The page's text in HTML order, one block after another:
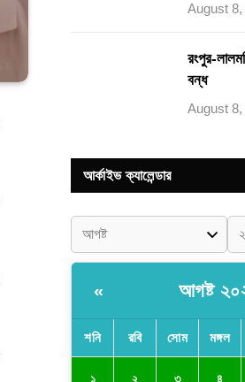
August 8,
রংপুর-
বন্ধ
August 8,
আর্কাইভ ক্যালেন্ডার
« আগষ্ট
শনি রবি সোম মঙ্গল
১ ২ ৩ ৪